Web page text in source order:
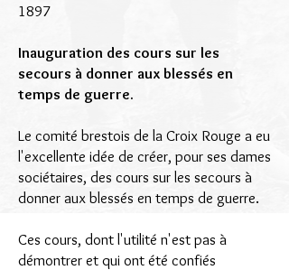
1897
Inauguration des cours sur les
secours à donner aux blessés en
temps de guerre.
Le comité brestois de la Croix Rouge a eu
l'excellente idée de créer, pour ses dames
sociétaires, des cours sur les secours à
donner aux blessés en temps de guerre.
Ces cours, dont l'utilité n'est pas à
démontrer et qui ont été confiés